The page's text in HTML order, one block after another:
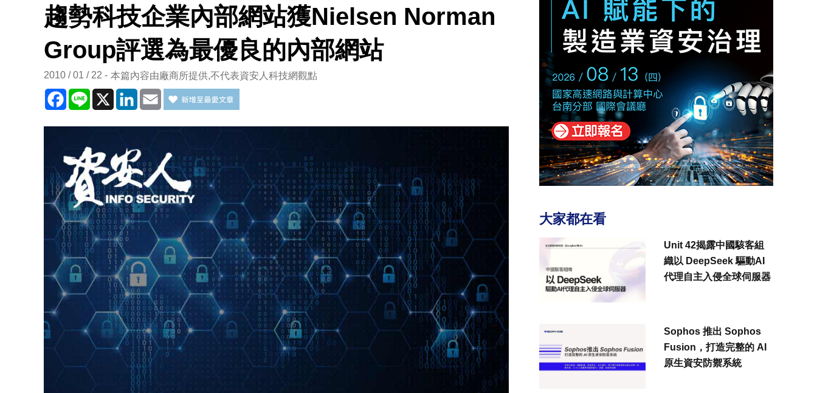
趨勢科技企業內部網站獲Nielsen Norman
Group評選為最優良的內部網站
2010 / 01 / 22 本篇內容由廠商所提供,不代表資安人科技網觀點
Facebook
Line X LinkedInEmail
大家都在看
Unit 42揭露中國駭客組
織以 DeepSeek 驅動AI
代理自主入侵全球伺服器
Sophos 推出 Sophos
Fusion，打造完整的 AI
原生資安防禦系統